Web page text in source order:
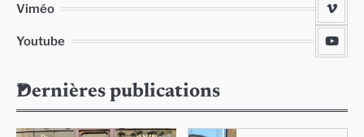
Viméo
Youtube
Dernières publications